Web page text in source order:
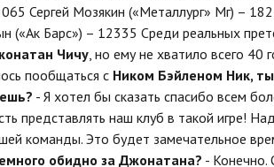
Сергей Мозякин («Металлург» Мг) –
(«Ак Барс») – 12335 Среди реальных
Чичу , но ему не хватило всего 40
пообщаться с Ником Бэйленом Ник,
- Я хотел бы сказать спасибо всем
представлять наш клуб в такой игре!
команды. Это будет замечательное
обидно за Джонатана? - Конечно.